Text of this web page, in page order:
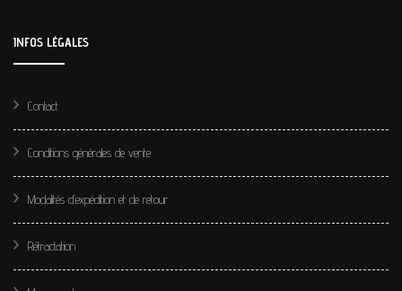
INFOS LÉGALES
Contact
Conditions générales de vente
Modalités d’expédition et de retour
Rétractation